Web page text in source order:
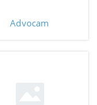
Advocam